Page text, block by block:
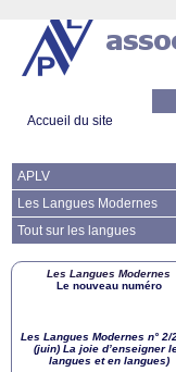
Accueil du site
APLV
Les Langues Modernes
Tout sur les langues
Les Langues Modernes
Le nouveau numéro
Les Langues Modernes n° 2/
(juin) La joie d’enseigner
langues et en langues)